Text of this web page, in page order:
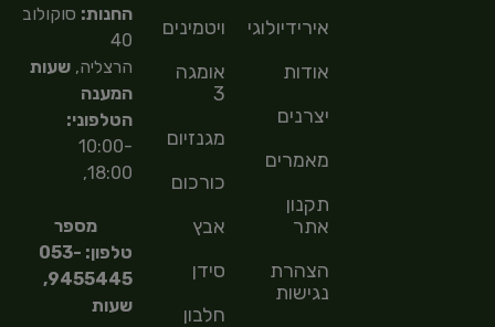
אירידיולוגיה
אודות
יצרנים
מאמרים
תקנון
אתר
הצהרת
נגישות
ויטמינים
אומגה
3
מגנזיום
כורכום
אבץ
סידן
חלבון
החנות: סוקולוב
40
הרצליה,שעות
המענה
הטלפוני:
10:00-
18:00,
מספר
טלפון: 053-
9455445,
שעות